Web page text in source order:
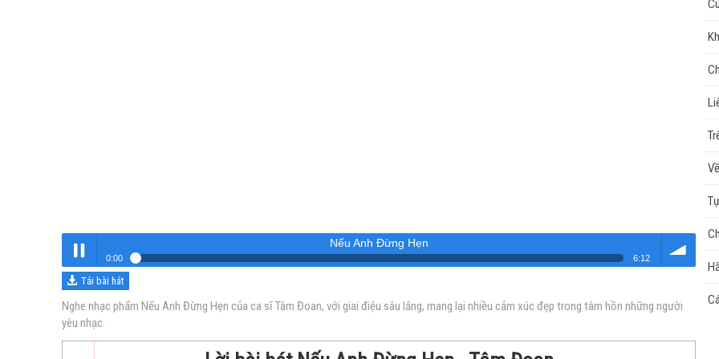
Nghe
Nếu Anh Đừng Hẹn
0:01 6:12
Nếu Anh Đừng Hẹn
Tải bài hát
Nghe nhạc phẩm Nếu Anh Đừng Hẹn của ca sĩ Tâm Đoan, với giai điệu sâu lắng, mang lại nhiều cảm xúc đẹp trong tâm hồn những người
yêu nhạc.